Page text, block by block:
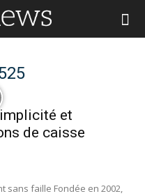
et
de caisse
faille Fondée en 2002,